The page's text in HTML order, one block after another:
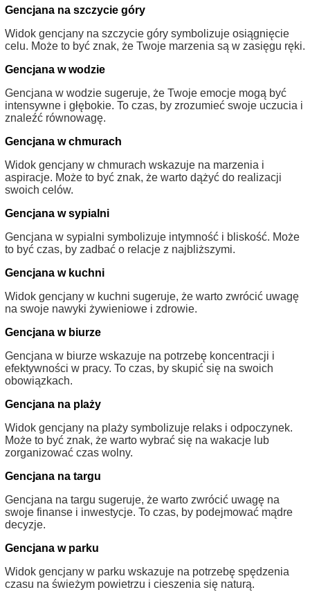
Gencjana na szczycie góry
Widok gencjany na szczycie góry symbolizuje osiągnięcie
celu. Może to być znak, że Twoje marzenia są w zasięgu ręki.
Gencjana w wodzie
Gencjana w wodzie sugeruje, że Twoje emocje mogą być
intensywne i głębokie. To czas, by zrozumieć swoje uczucia i
znaleźć równowagę.
Gencjana w chmurach
Widok gencjany w chmurach wskazuje na marzenia i
aspiracje. Może to być znak, że warto dążyć do realizacji
swoich celów.
Gencjana w sypialni
Gencjana w sypialni symbolizuje intymność i bliskość. Może
to być czas, by zadbać o relacje z najbliższymi.
Gencjana w kuchni
Widok gencjany w kuchni sugeruje, że warto zwrócić uwagę
na swoje nawyki żywieniowe i zdrowie.
Gencjana w biurze
Gencjana w biurze wskazuje na potrzebę koncentracji i
efektywności w pracy. To czas, by skupić się na swoich
obowiązkach.
Gencjana na plaży
Widok gencjany na plaży symbolizuje relaks i odpoczynek.
Może to być znak, że warto wybrać się na wakacje lub
zorganizować czas wolny.
Gencjana na targu
Gencjana na targu sugeruje, że warto zwrócić uwagę na
swoje finanse i inwestycje. To czas, by podejmować mądre
decyzje.
Gencjana w parku
Widok gencjany w parku wskazuje na potrzebę spędzenia
czasu na świeżym powietrzu i cieszenia się naturą.